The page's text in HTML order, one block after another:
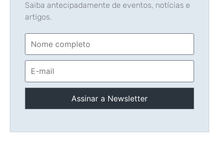
Saiba antecipadamente de eventos, notícias e
artigos.